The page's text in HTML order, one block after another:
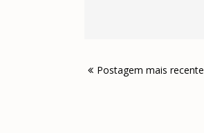
Postagem mais recente